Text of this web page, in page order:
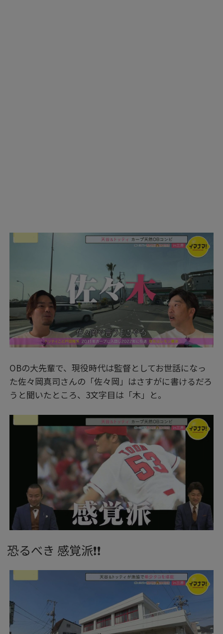
OBの大先輩で、現役時代は監督としてお世話になっ
た佐々岡真司さんの「佐々岡」はさすがに書けるだろ
うと聞いたところ、3文字目は「木」と。
恐るべき 感覚派❗❗